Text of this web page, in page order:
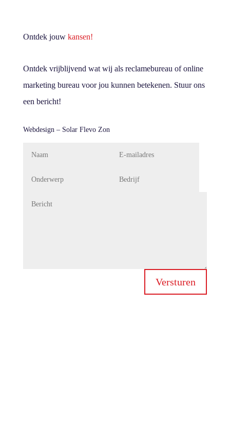
Ontdek jouw kansen!
Ontdek vrijblijvend wat wij als reclamebureau of online
marketing bureau voor jou kunnen betekenen. Stuur ons
een bericht!
Webdesign – Solar Flevo Zon
Versturen